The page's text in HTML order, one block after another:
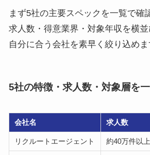
まず5社の主要スペックを一覧で確
求人数・得意業界・対象年収を横並
自分に合う会社を素早く絞り込めま
5社の特徴・求人数・対象層を
会社名 求人数
リクルートエージェント 約40万件以上